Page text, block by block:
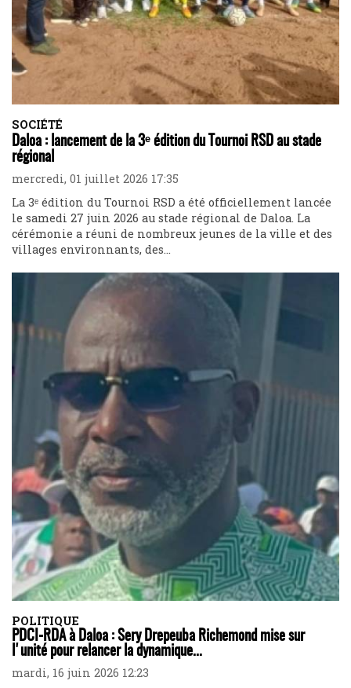
SOCIÉTÉ
Daloa : lancement de la 3ᵉ édition du Tournoi RSD au stade
régional
mercredi, 01 juillet 2026 17:35
La 3ᵉ édition du Tournoi RSD a été officiellement lancée
le samedi 27 juin 2026 au stade régional de Daloa. La
cérémonie a réuni de nombreux jeunes de la ville et des
villages environnants, des...
POLITIQUE
PDCI-RDA à Daloa : Sery Drepeuba Richemond mise sur
l'unité pour relancer la dynamique...
mardi, 16 juin 2026 12:23